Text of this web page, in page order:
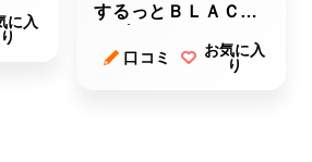
に入
り
するっとＢＬＡＣＫ
口コミ
お気に入
り